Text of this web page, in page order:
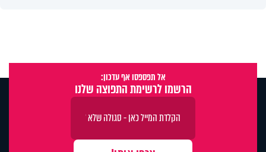
אל תפספסו אף עדכון:
הרשמו לרשימת התפוצה שלנו